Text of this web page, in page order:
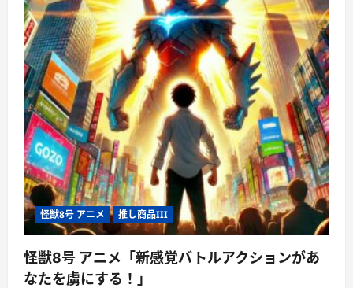
怪獣8号 アニメ 推し商品III
怪獣8号 アニメ「新感覚バトルアクションがあ
なたを虜にする！」